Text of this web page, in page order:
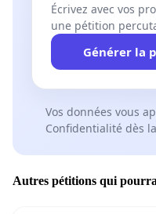
Écrivez avec vos
une pétition
Générer la
Vos données vous
Confidentialité dès
Autres pétitions qui